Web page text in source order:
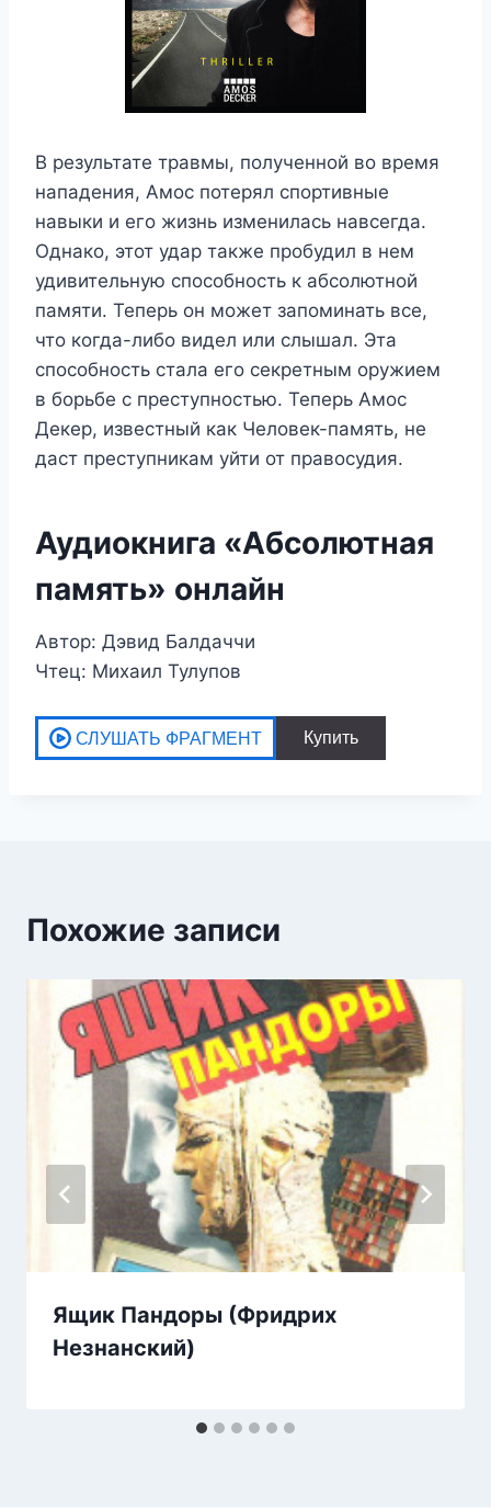
В результате травмы, полученной во время
нападения, Амос потерял спортивные
навыки и его жизнь изменилась навсегда.
Однако, этот удар также пробудил в нем
удивительную способность к абсолютной
памяти. Теперь он может запоминать все,
что когда-либо видел или слышал. Эта
способность стала его секретным оружием
в борьбе с преступностью. Теперь Амос
Декер, известный как Человек-память, не
даст преступникам уйти от правосудия.
Аудиокнига «Абсолютная
память» онлайн
Автор: Дэвид Балдаччи
Чтец: Михаил Тулупов
Похожие записи
Ящик Пандоры (Фридрих
Незнанский)